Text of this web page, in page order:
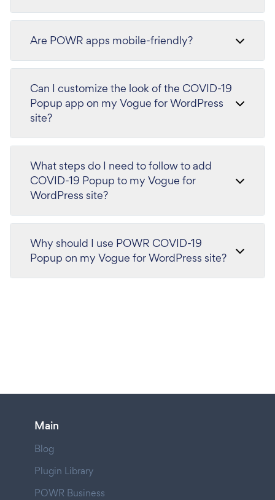
Are POWR apps mobile-friendly?
Can I customize the look of the COVID-19
Popup app on my Vogue for WordPress
site?
What steps do I need to follow to add
COVID-19 Popup to my Vogue for
WordPress site?
Why should I use POWR COVID-19
Popup on my Vogue for WordPress site?
Main
Blog
Plugin Library
POWR Business